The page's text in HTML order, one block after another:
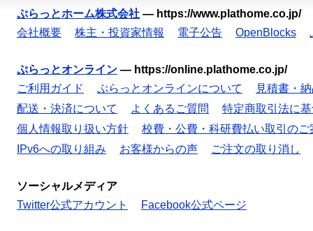
ぷらっとホーム株式会社 — https://www.plathome.co.jp/
会社概要
株主・投資家情報 電子公告 OpenBlocks
ぷらっとオンライン — https://online.plathome.co.jp/
ご利用ガイド
ぷらっとオンラインについて
見積書・
配送・決済について
よくあるご質問
特定商取引法に
個人情報取り扱い方針
校費・公費・科研費払い取引のご
IPv6への取り組み
お客様からの声 ご注文の取り消し
ソーシャルメディア
Twitter公式アカウント
Facebook公式ページ